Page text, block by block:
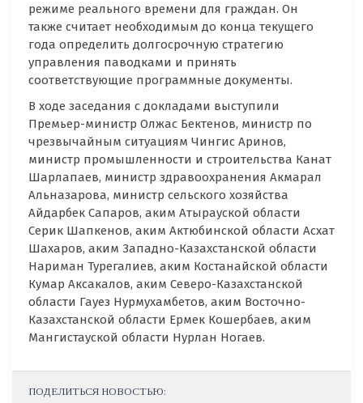
режиме реального времени для граждан. Он
также считает необходимым до конца текущего
года определить долгосрочную стратегию
управления паводками и принять
соответствующие программные документы.
В ходе заседания с докладами выступили
Премьер-министр Олжас Бектенов, министр по
чрезвычайным ситуациям Чингис Аринов,
министр промышленности и строительства Канат
Шарлапаев, министр здравоохранения Акмарал
Альназарова, министр сельского хозяйства
Айдарбек Сапаров, аким Атырауской области
Серик Шапкенов, аким Актюбинской области Асхат
Шахаров, аким Западно-Казахстанской области
Нариман Турегалиев, аким Костанайской области
Кумар Аксакалов, аким Северо-Казахстанской
области Гауез Нурмухамбетов, аким Восточно-
Казахстанской области Ермек Кошербаев, аким
Мангистауской области Нурлан Ногаев.
ПОДЕЛИТЬСЯ НОВОСТЬЮ: